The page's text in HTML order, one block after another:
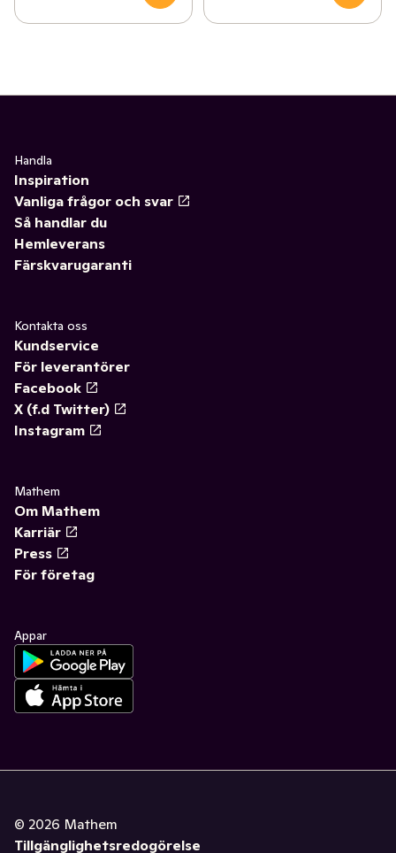
Handla
Inspiration
Vanliga frågor och svar
Så handlar du
Hemleverans
Färskvarugaranti
Kontakta oss
Kundservice
För leverantörer
Facebook
X (f.d Twitter)
Instagram
Mathem
Om Mathem
Karriär
Press
För företag
Appar
© 2026 Mathem
Tillgänglighetsredogörelse